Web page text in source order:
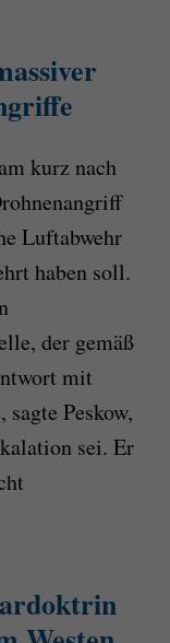
kurz nach
Luftabwehr
haben soll.
der gemäß
mit
Peskow,
sei. Er